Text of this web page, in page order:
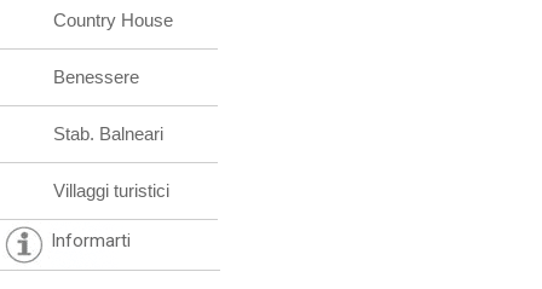
Country House
Benessere
Stab. Balneari
Villaggi turistici
Informarti